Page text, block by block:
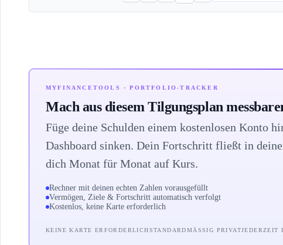
MYFINANCETOOLS · PORTFOLIO-TRACKER
Mach aus diesem Tilgungsplan
Füge deine Schulden einem kostenlosen Konto
Dashboard sinken. Dein Fortschritt fließt in
dich Monat für Monat auf Kurs.
Rechner mit deinen echten Zahlen vorausgefüllt
Vermögen, Ziele & Fortschritt automatisch verfolgt
Kostenlos, keine Karte erforderlich
KEINE KARTE ERFORDERLICHSTANDARDMÄSSIG PRIVAT JEDERZEIT